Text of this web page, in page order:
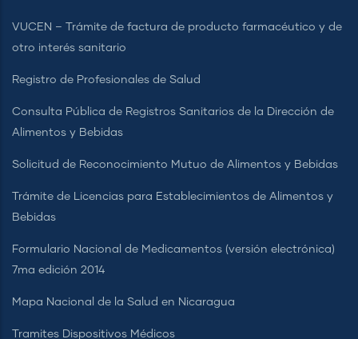
VUCEN – Trámite de factura de producto farmacéutico y de
otro interés sanitario
Registro de Profesionales de Salud
Consulta Pública de Registros Sanitarios de la Dirección de
Alimentos y Bebidas
Solicitud de Reconocimiento Mutuo de Alimentos y Bebidas
Trámite de Licencias para Establecimientos de Alimentos y
Bebidas
Formulario Nacional de Medicamentos (versión electrónica)
7ma edición 2014
Mapa Nacional de la Salud en Nicaragua
Tramites Dispositivos Médicos